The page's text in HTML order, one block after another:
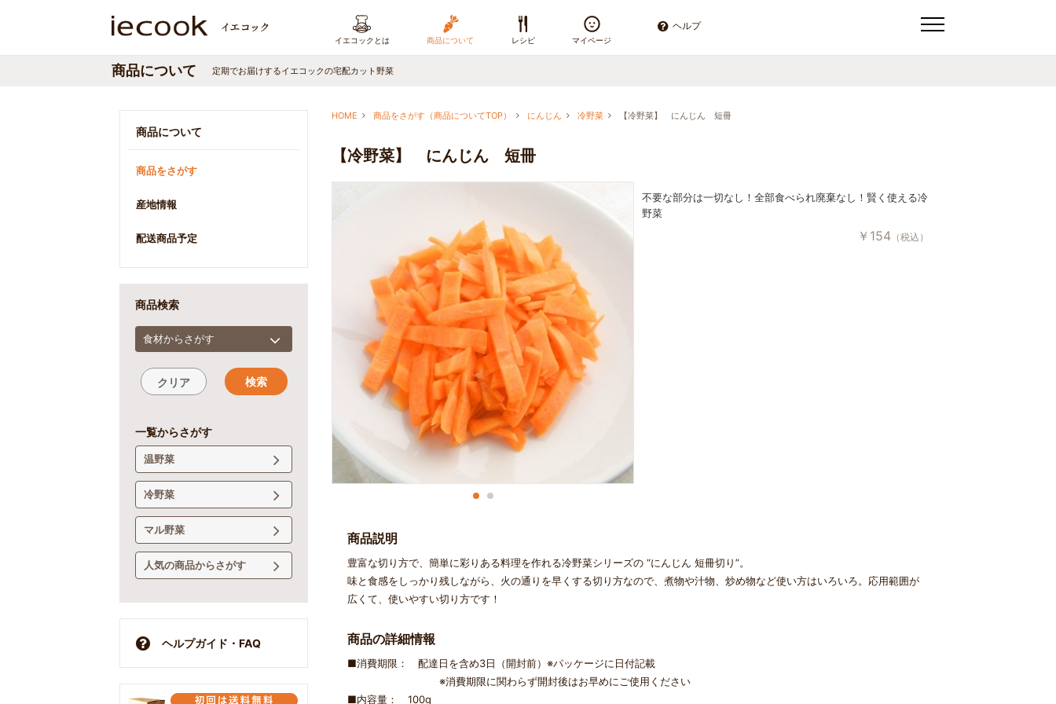
ヘルプ
イエコックとは 商品について レシピ マイページ
定期でお届けするイエコックの宅配カット野菜
商品について
HOME 商品をさがす（商品についてTOP） にんじん 冷野菜 【冷野菜】 にんじん 短冊
【冷野菜】 にんじん 短冊
不要な部分は一切なし！全部食べられ廃棄なし！賢く使える冷
野菜
￥ 154 （税込）
商品説明
豊富な切り方で、簡単に彩りある料理を作れる冷野菜シリーズの “にんじん 短冊切り”。
味と食感をしっかり残しながら、火の通りを早くする切り方なので、煮物や汁物、炒め物など使い方はいろいろ。応用範囲が
広くて、使いやすい切り方です！
商品の詳細情報
■消費期限： 配達日を含め3日（開封前）※パッケージに日付記載
※消費期限に関わらず開封後はお早めにご使用ください
■内容量： 100g
商品について
商品をさがす
産地情報
配送商品予定
商品検索
食材からさがす
クリア 検索
一覧からさがす
温野菜
冷野菜
マル野菜
人気の商品からさがす
ヘルプガイド・FAQ